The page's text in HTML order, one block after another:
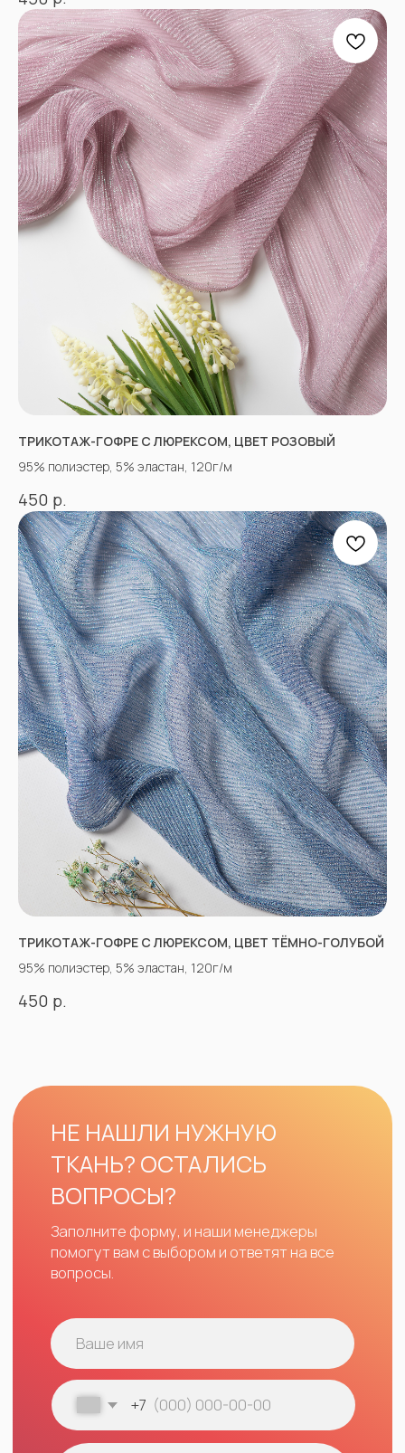
ТРИКОТАЖ-ГОФРЕ С ЛЮРЕКСОМ, ЦВЕТ РОЗОВЫЙ
95% полиэстер, 5% эластан, 120г/м
450 р.
ТРИКОТАЖ-ГОФРЕ С ЛЮРЕКСОМ, ЦВЕТ ТЁМНО-ГОЛУБОЙ
95% полиэстер, 5% эластан, 120г/м
450 р.
ПРОЧЕЕ
Договор оферты
Политика
конфиденциальности
*принадлежат компании Meta,
признанной экстремистской
и запрещенной в РФ